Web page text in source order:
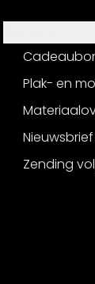
Plak- en
Zending